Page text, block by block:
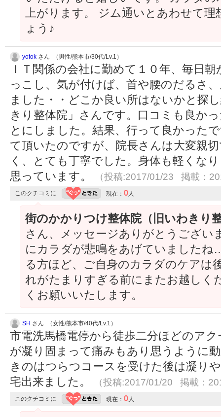
上がります。 ジム通いとあわせて
ょう♪
yotok さん （男性/熊本市/30代/Lv.1）
ＩＴ関係の会社に勤めて１０年、毎日
っこし、気が付けば、首や腰のだるさ
ました・・どこか良い所はないかと探
きり整体院」さんです。口コミも良か
とにしました。結果、行って良かった
て頂いたのですが、院長さんは大変親
く、とても丁寧でした。身体も軽くな
思っています。
（投稿:2017/01/23 掲載：
このクチコミに 現在： 0人
街のかかりつけ整体院（旧いわきり
さん、メッセージありがとうござい
にカラダが悲鳴をあげていました
る方ほど、ご自身のカラダのケアは
れがたまりすぎる前にまたお越しく
くお願いいたします。
SH さん （女性/熊本市/40代/Lv.1）
市電洗馬橋電停から徒歩二分ほどのア
が凝り固まって痛みもあり思うように
きのはつらつコースを受けた後は凝り
宅出来ました。
（投稿:2017/01/20 掲載：
このクチコミに 現在： 0人